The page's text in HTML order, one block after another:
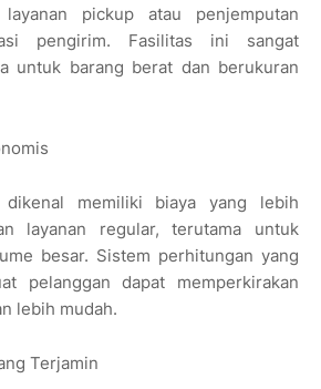
layanan pickup atau penjemputan
pengirim. Fasilitas ini sangat
untuk barang berat dan berukuran
dikenal memiliki biaya yang lebih
layanan regular, terutama untuk
besar. Sistem perhitungan yang
pelanggan dapat memperkirakan
lebih mudah.
Terjamin